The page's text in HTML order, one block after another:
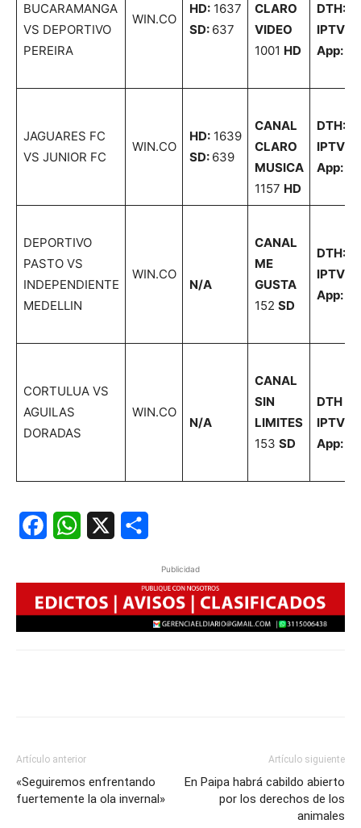
BUCARAMANGA
VS DEPORTIVO
PEREIRA
WIN.CO
HD:1637
SD: 637
CLARO
VIDEO
1001 HD
DTH:
IPTV:
App:
JAGUARES FC
VS JUNIOR FC
WIN.CO
HD:1639
SD: 639
CANAL
CLARO
MUSICA
1157 HD
DTH:
IPTV
App:
DEPORTIVO
PASTO VS
INDEPENDIENTE
MEDELLIN
WIN.CO
N/A
CANAL
ME
GUSTA
152 SD
DTH:
IPTV
App:
CORTULUA VS
AGUILAS
DORADAS
WIN.CO
N/A
CANAL
SIN
LIMITES
153 SD
DTH
IPTV
App:
FacebookWhatsApp
Publicidad
Artículo anterior
«Seguiremos enfrentando
fuertemente la ola invernal»
Artículo siguiente
En Paipa habrá cabildo abierto
por los derechos de los
animales